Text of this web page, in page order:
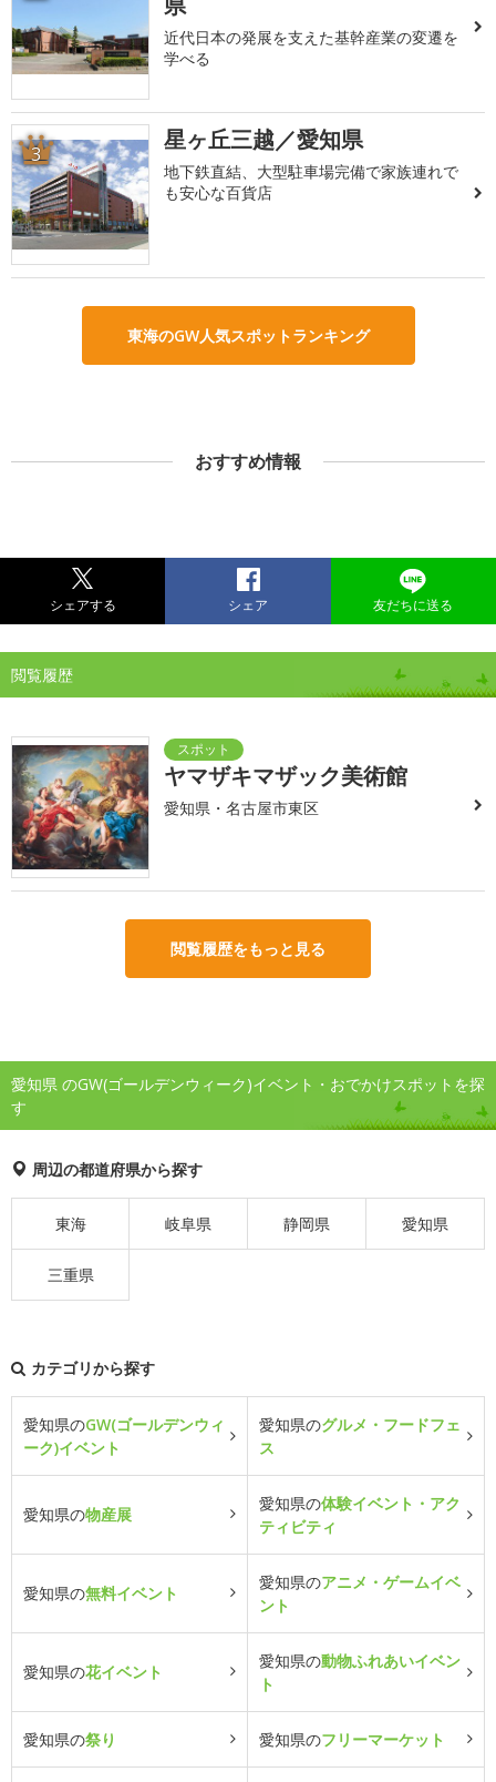
近代日本の発展を支えた基幹産業の変遷を
学べる
3 星ヶ丘三越／愛知県
地下鉄直結、大型駐車場完備で家族連れで
も安心な百貨店
東海のGW人気スポットランキング
おすすめ情報
シェアする シェア 友だちに送る
閲覧履歴
ヤマザキマザック美術館
愛知県・名古屋市東区
閲覧履歴をもっと見る
愛知県 のGW(ゴールデンウィーク)イベント・おでかけスポットを探
す
周辺の都道府県から探す
東海 岐阜県 静岡県 愛知県
三重県
カテゴリから探す
愛知県のGW(ゴールデンウィ
ーク)イベント
愛知県のグルメ・フードフェ
ス
愛知県の物産展
愛知県の体験イベント・アク
ティビティ
愛知県の無料イベント
愛知県のアニメ・ゲームイベ
ント
愛知県の花イベント
愛知県の動物ふれあいイベン
ト
愛知県の祭り 愛知県のフリーマーケット